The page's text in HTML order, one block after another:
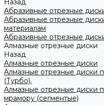
Назад
Абразивные отрезные
Абразивные отрезные
материалам
Абразивные отрезные
Алмазные отрезные диски
Назад
Алмазные отрезные диски
Алмазные отрезные диски
(Турбо).
Алмазные отрезные диски
мрамору (сегментые)